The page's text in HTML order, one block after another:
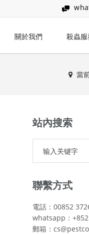
關於我們 殺蟲服
當
站內搜索
聯繫方式
電話：00852
whatsapp：
郵箱：